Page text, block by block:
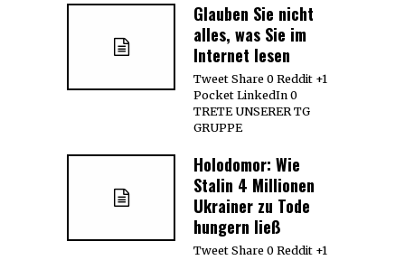
Glauben Sie nicht
alles, was Sie im
Internet lesen
Tweet Share 0 Reddit +1
Pocket LinkedIn 0
TRETE UNSERER TG
GRUPPE
Holodomor: Wie
Stalin 4 Millionen
Ukrainer zu Tode
hungern ließ
Tweet Share 0 Reddit +1